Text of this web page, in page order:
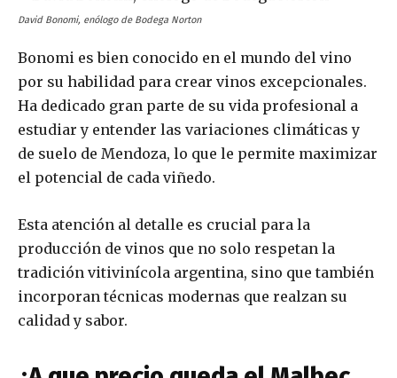
David Bonomi, enólogo de Bodega Norton
Bonomi es bien conocido en el mundo del vino
por su habilidad para crear vinos excepcionales.
Ha dedicado gran parte de su vida profesional a
estudiar y entender las variaciones climáticas y
de suelo de Mendoza, lo que le permite maximizar
el potencial de cada viñedo.
Esta atención al detalle es crucial para la
producción de vinos que no solo respetan la
tradición vitivinícola argentina, sino que también
incorporan técnicas modernas que realzan su
calidad y sabor.